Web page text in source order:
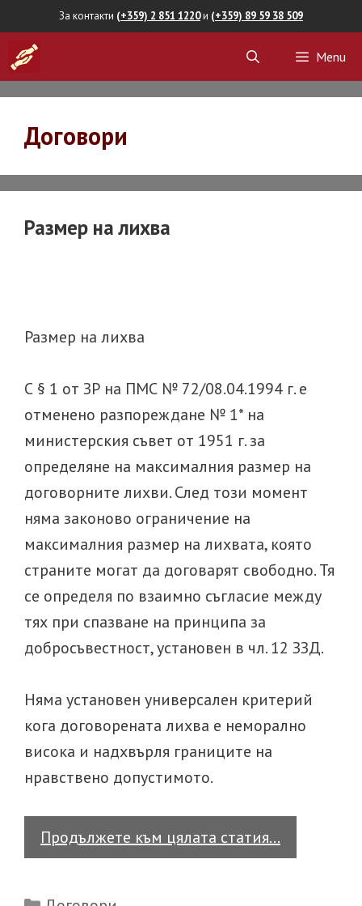
to
content
За контакти (+359) 2 851 1220и (+359) 89 59 38 509
Menu
Договори
Размер на лихва
Размер на лихва
С § 1 от ЗР на ПМС № 72/08.04.1994 г. е
отменено разпореждане № 1* на
министерския съвет от 1951 г. за
определяне на максималния размер на
договорните лихви. След този момент
няма законово ограничение на
максималния размер на лихвата, която
страните могат да договарят свободно. Тя
се определя по взаимно съгласие между
тях при спазване на принципа за
добросъвестност, установен в чл. 12 ЗЗД.
Няма установен универсален критерий
кога договорената лихва е неморално
висока и надхвърля границите на
нравствено допустимото.
Продължете към цялата статия…
на